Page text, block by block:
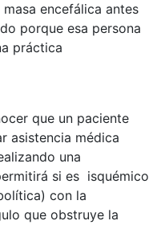
encefálica antes
porque esa persona
práctica
que un paciente
asistencia médica
una
si es isquémico
con la
que obstruye la